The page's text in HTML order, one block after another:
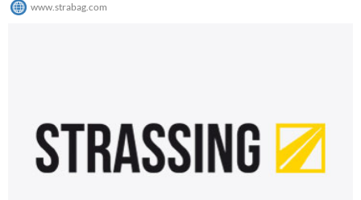
www.strabag.com